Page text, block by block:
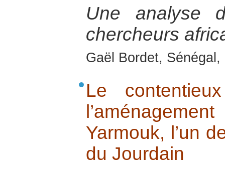
Une analyse
chercheurs
Gaël Bordet,
Le
Yarmouk, l’un
du Jourdain